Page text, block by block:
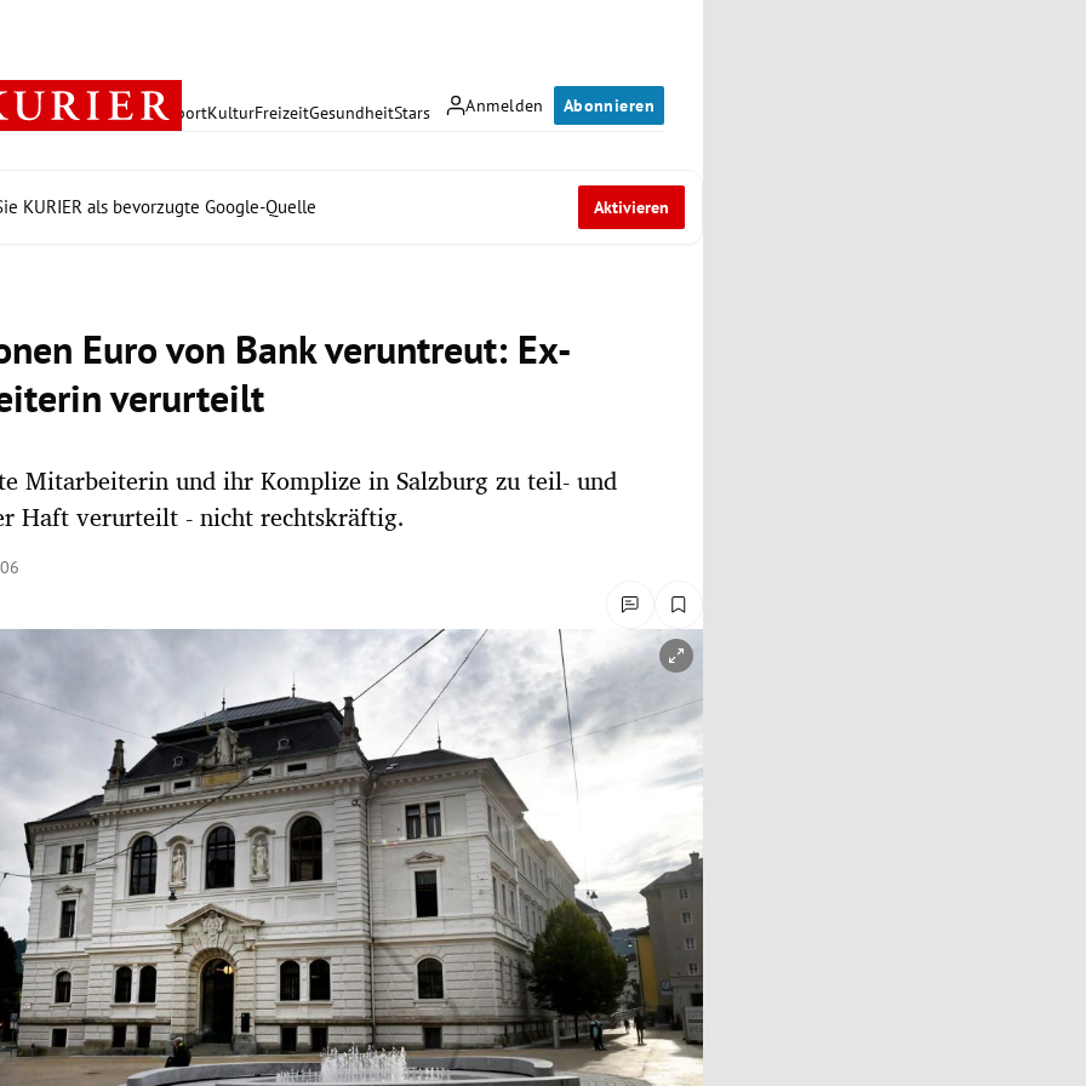
Anmelden Abonnieren
PolitikWirtschaft SportKulturFreizeitGesundheitStars
KURIER als bevorzugte Google-Quelle Aktivieren
Euro von Bank veruntreut: Ex-
verurteilt
Mitarbeiterin und ihr Komplize in Salzburg zu teil- und
Haft verurteilt - nicht rechtskräftig.
öffnen/schließen